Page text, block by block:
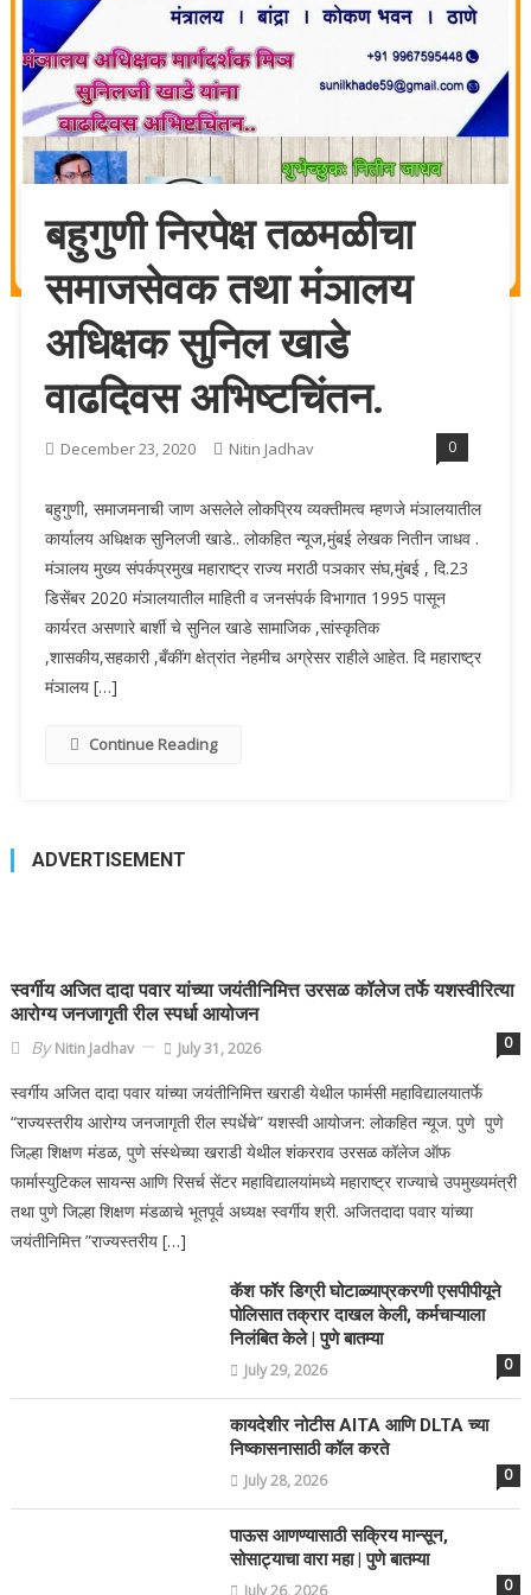
बहुगुणी निरपेक्ष तळमळीचा
समाजसेवक तथा मंञालय
अधिक्षक सुनिल खाडे
वाढदिवस अभिष्टचिंतन.
December 23, 2020 Nitin Jadhav 0
बहुगुणी, समाजमनाची जाण असलेले लोकप्रिय व्यक्तीमत्व म्हणजे मंञालयातील
कार्यालय अधिक्षक सुनिलजी खाडे.. लोकहित न्यूज,मुंबई लेखक नितीन जाधव .
मंञालय मुख्य संपर्कप्रमुख महाराष्ट्र राज्य मराठी पञकार संघ,मुंबई , दि.23
डिसेंबर 2020 मंञालयातील माहिती व जनसंपर्क विभागात 1995 पासून
कार्यरत असणारे बार्शी चे सुनिल खाडे सामाजिक ,सांस्कृतिक
,शासकीय,सहकारी ,बँकींग क्षेत्रांत नेहमीच अग्रेसर राहीले आहेत. दि महाराष्ट्र
मंञालय […]
Continue Reading
ADVERTISEMENT
स्वर्गीय अजित दादा पवार यांच्या जयंतीनिमित्त उरसळ कॉलेज तर्फे यशस्वीरित्या
आरोग्य जनजागृती रील स्पर्धा आयोजन
ByNitin Jadhav July 31, 2026 0
स्वर्गीय अजित दादा पवार यांच्या जयंतीनिमित्त खराडी येथील फार्मसी महाविद्यालयातर्फे
“राज्यस्तरीय आरोग्य जनजागृती रील स्पर्धेचे” यशस्वी आयोजन: लोकहित न्यूज. पुणे पुणे
जिल्हा शिक्षण मंडळ, पुणे संस्थेच्या खराडी येथील शंकरराव उरसळ कॉलेज ऑफ
फार्मास्युटिकल सायन्स आणि रिसर्च सेंटर महाविद्यालयांमध्ये महाराष्ट्र राज्याचे उपमुख्यमंत्री
तथा पुणे जिल्हा शिक्षण मंडळाचे भूतपूर्व अध्यक्ष स्वर्गीय श्री. अजितदादा पवार यांच्या
जयंतीनिमित्त ”राज्यस्तरीय […]
कॅश फॉर डिग्री घोटाळ्याप्रकरणी एसपीपीयूने
पोलिसात तक्रार दाखल केली, कर्मचाऱ्याला
निलंबित केले | पुणे बातम्या
July 29, 2026 0
कायदेशीर नोटीस AITA आणि DLTA च्या
निष्कासनासाठी कॉल करते
July 28, 2026 0
पाऊस आणण्यासाठी सक्रिय मान्सून,
सोसाट्याचा वारा महा | पुणे बातम्या
July 26, 2026 0